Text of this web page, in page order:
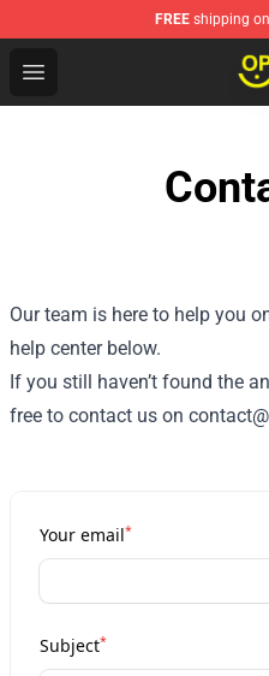
FREE shipping
Open menu
Oppai Store - Official
Our team is here to help you
help center below.
If you still haven’t found the
free to contact us on